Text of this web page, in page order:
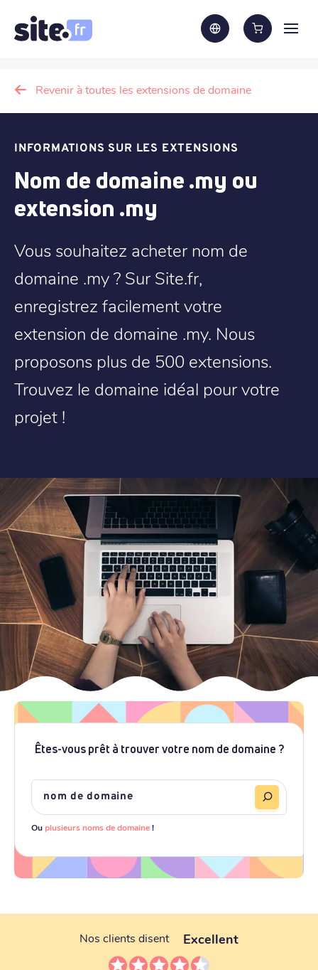
Revenir à toutes les extensions de domaine
INFORMATIONS SUR LES EXTENSIONS
Nom de domaine .my ou
extension .my
Vous souhaitez acheter nom de
domaine .my ? Sur Site.fr,
enregistrez facilement votre
extension de domaine .my. Nous
proposons plus de 500 extensions.
Trouvez le domaine idéal pour votre
projet !
Êtes-vous prêt à trouver votre nom de domaine ?
Ouplusieurs noms de domaine!
Nos clients disent Excellent